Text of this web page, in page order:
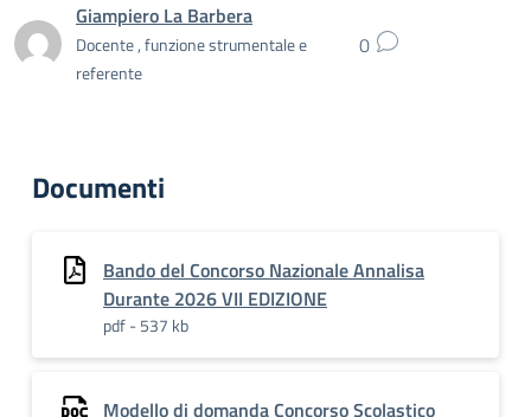
Giampiero La Barbera
Docente , funzione strumentale e
referente
0
Documenti
Bando del Concorso Nazionale Annalisa
Durante 2026 VII EDIZIONE
pdf - 537 kb
Modello di domanda Concorso Scolastico